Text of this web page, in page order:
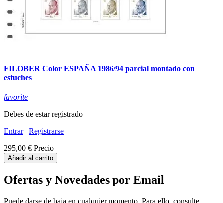
FILOBER Color ESPAÑA 1986/94 parcial montado con
estuches
favorite
Debes de estar registrado
Entrar| Registrarse
295,00 € Precio
Añadir al carrito
Ofertas y Novedades por Email
Puede darse de baja en cualquier momento. Para ello, consulte